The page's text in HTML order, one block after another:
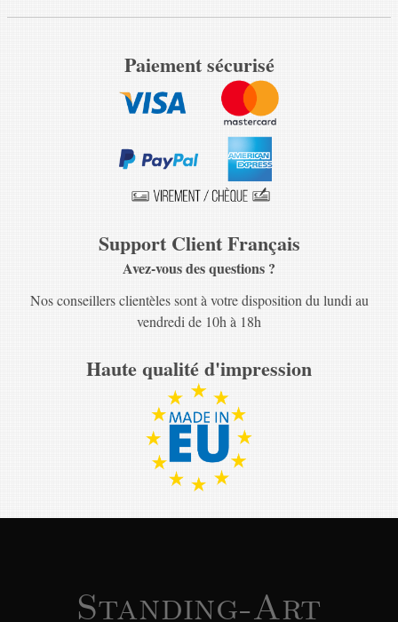
Paiement sécurisé
Support Client Français
Avez-vous des questions ?
Nos conseillers clientèles sont à votre disposition du lundi au
vendredi de 10h à 18h
Haute qualité d'impression
Standing-Art